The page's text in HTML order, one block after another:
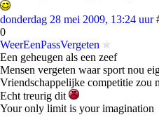
donderdag 28 mei 2009, 13:24 uur
0
WeerEenPassVergeten
Een geheugen als een zeef
Mensen vergeten waar sport nou
Vriendschappelijke competitie zou
Echt treurig dit
Your only limit is your imagination